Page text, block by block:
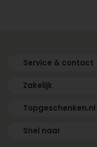
Service & contact
Zakelijk
Topgeschenken.nl
Snel naar